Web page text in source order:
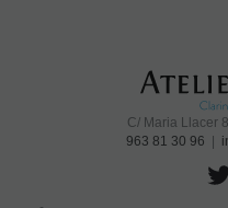
C/ Maria Llacer
963 81 30 96